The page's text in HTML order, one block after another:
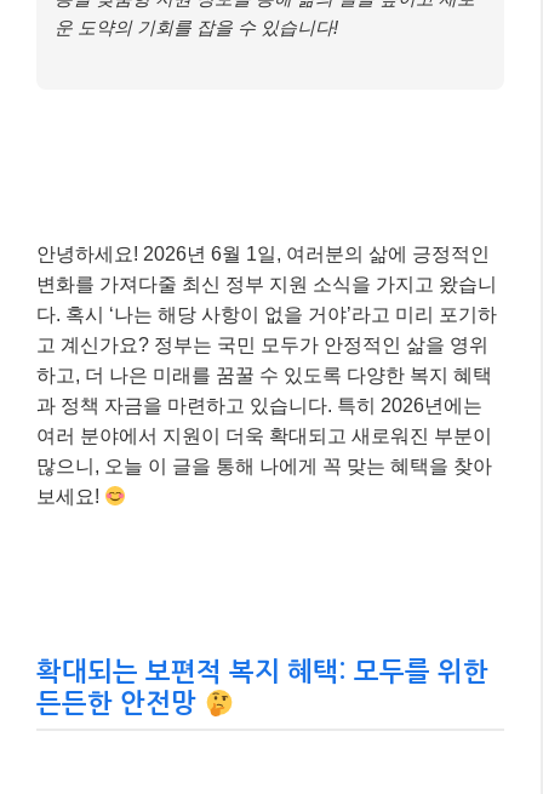
운 도약의 기회를 잡을 수 있습니다!
안녕하세요! 2026년 6월 1일, 여러분의 삶에 긍정적인
변화를 가져다줄 최신 정부 지원 소식을 가지고 왔습니
다. 혹시 ‘나는 해당 사항이 없을 거야’라고 미리 포기하
고 계신가요? 정부는 국민 모두가 안정적인 삶을 영위
하고, 더 나은 미래를 꿈꿀 수 있도록 다양한 복지 혜택
과 정책 자금을 마련하고 있습니다. 특히 2026년에는
여러 분야에서 지원이 더욱 확대되고 새로워진 부분이
많으니, 오늘 이 글을 통해 나에게 꼭 맞는 혜택을 찾아
보세요!
확대되는 보편적 복지 혜택: 모두를 위한
든든한 안전망